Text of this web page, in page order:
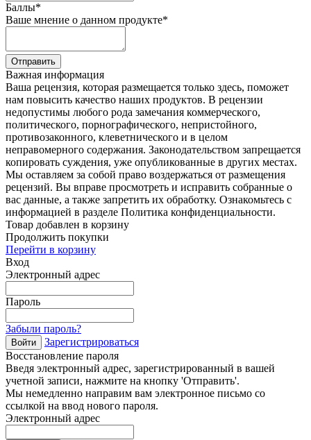
Баллы*
Ваше мнение о данном продукте*
Отправить
Важная информация
Ваша рецензия, которая размещается только здесь, поможет
нам повысить качество наших продуктов. В рецензии
недопустимы любого рода замечания коммерческого,
политического, порнографического, непристойного,
противозаконного, клеветнического и в целом
неправомерного содержания. Законодательством запрещается
копировать суждения, уже опубликованные в других местах.
Мы оставляем за собой право воздержаться от размещения
рецензий. Вы вправе просмотреть и исправить собранные о
вас данные, а также запретить их обработку. Ознакомьтесь с
информацией в разделе Политика конфиденциальности.
Товар добавлен в корзину
Продолжить покупки
Перейти в корзину
Вход
Электронный адрес
Пароль
Забыли пароль?
Войти
Зарегистрироваться
Восстановление пароля
Введя электронный адрес, зарегистрированный в вашей
учетной записи, нажмите на кнопку 'Отправить'.
Мы немедленно направим вам электронное письмо со
ссылкой на ввод нового пароля.
Электронный адрес